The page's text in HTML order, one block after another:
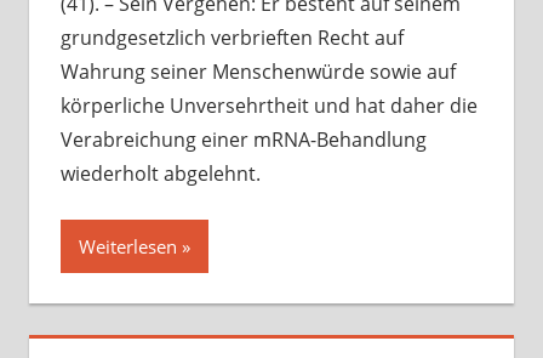
grundgesetzlich verbrieften Recht auf
Wahrung seiner Menschenwürde sowie auf
körperliche Unversehrtheit und hat daher die
Verabreichung einer mRNA-Behandlung
wiederholt abgelehnt.
Weiterlesen